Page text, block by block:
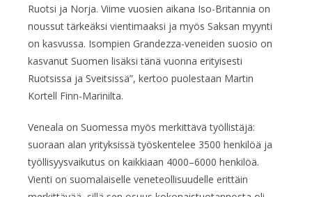
Ruotsi ja Norja. Viime vuosien aikana Iso-Britannia on
noussut tärkeäksi vientimaaksi ja myös Saksan myynti
on kasvussa. Isompien Grandezza-veneiden suosio on
kasvanut Suomen lisäksi tänä vuonna erityisesti
Ruotsissa ja Sveitsissä”, kertoo puolestaan Martin
Kortell Finn-Marinilta.
Veneala on Suomessa myös merkittävä työllistäjä:
suoraan alan yrityksissä työskentelee 3500 henkilöä ja
työllisyysvaikutus on kaikkiaan 4000–6000 henkilöä.
Vienti on suomalaiselle veneteollisuudelle erittäin